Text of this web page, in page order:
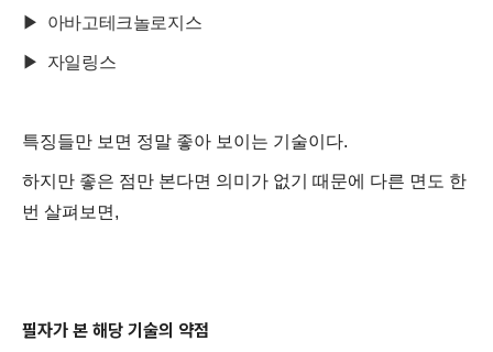
▶ 아바고테크놀로지스
▶ 자일링스
특징들만 보면 정말 좋아 보이는 기술이다.
하지만 좋은 점만 본다면 의미가 없기 때문에 다른 면도 한
번 살펴보면,
필자가 본 해당 기술의 약점